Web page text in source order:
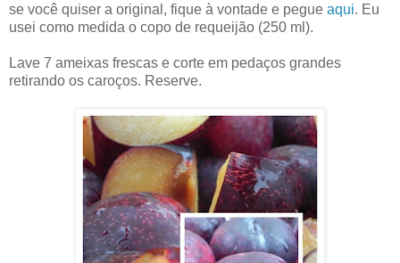
se você quiser a original, fique à vontade e pegue aqui. Eu
usei como medida o copo de requeijão (250 ml).
Lave 7 ameixas frescas e corte em pedaços grandes
retirando os caroços. Reserve.